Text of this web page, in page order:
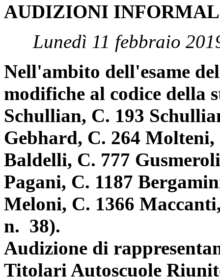
AUDIZIONI
Lunedì 11 febbraio
Nell'ambito dell'esame
modifiche al codice della
Schullian, C. 193
Gebhard, C. 264
Baldelli, C. 777
Pagani, C. 1187
Meloni, C. 1366
n. 38).
Audizione di
Titolari Autoscuole